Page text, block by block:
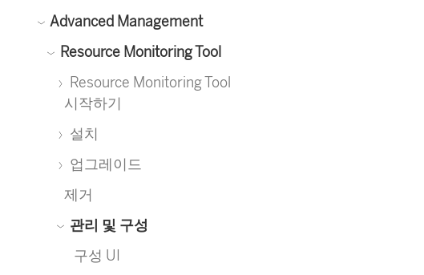
Advanced Management
Resource Monitoring Tool
Resource Monitoring Tool
시작하기
설치
업그레이드
제거
관리 및 구성
구성 UI